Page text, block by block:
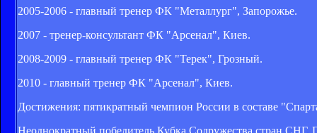
2005-2006 - главный тренер ФК "Металлург", Запорожье.
2007 - тренер-консультант ФК "Арсенал", Киев.
2008-2009 - главный тренер ФК "Терек", Грозный.
2010 - главный тренер ФК "Арсенал", Киев.
Достижения: пятикратный чемпион России в составе
Неоднократный победитель Кубка Содружества стран СНГ.